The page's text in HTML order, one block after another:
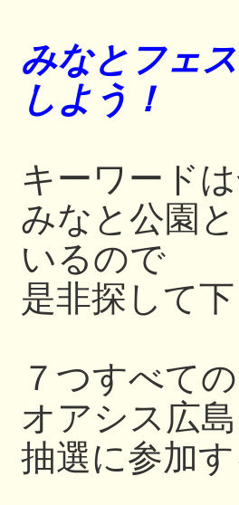
みなとフェ
しよう！
キーワー
みなと公園
いるので
是非探して下
７つすべて
オアシス広
抽選に参加